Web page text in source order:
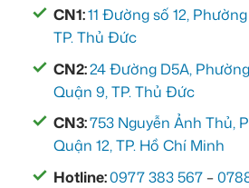
CN1:11 Đường số 12,
TP. Thủ Đức
CN2:24 Đường D5A,
Quận 9, TP. Thủ Đức
CN3:753 Nguyễn Ảnh Thủ,
Quận 12, TP. Hồ Chí Minh
Hotline:0977 383 567 –